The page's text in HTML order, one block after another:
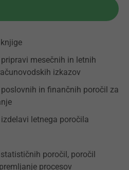
mesečnih in letnih
izkazov
in finančnih poročil za
letnega poročila
poročil, poročil
procesov